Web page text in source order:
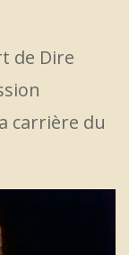
de Dire
carrière du